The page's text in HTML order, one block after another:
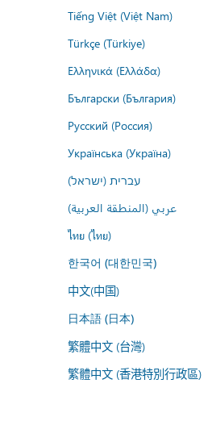
Tiếng Việt (Việt Nam)
Türkçe (Türkiye)
Ελληνικά (Ελλάδα)
Български (България)
Русский (Россия)
Українська (Україна)
עברית (ישראל)
عربي (المنطقة العربية)
ไทย (ไทย)
한국어 (대한민국)
中文(中国)
日本語 (日本)
繁體中文 (台灣)
繁體中文 (香港特別行政區)